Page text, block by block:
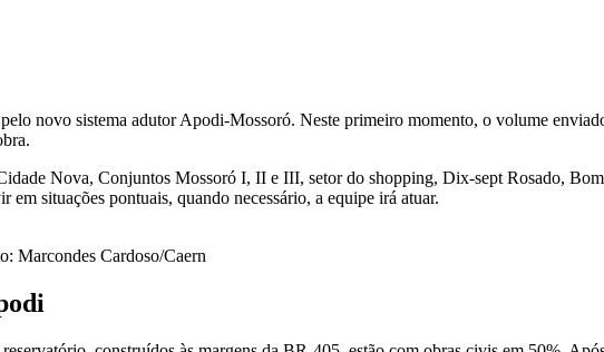
novo sistema adutor Apodi-Mossoró. Neste primeiro momento, o volume
Nova, Conjuntos Mossoró I, II e III, setor do shopping, Dix-sept Rosado,
em situações pontuais, quando necessário, a equipe irá atuar.
Marcondes Cardoso/Caern